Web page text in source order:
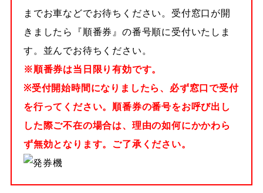
までお車などでお待ちください。受付窓口が開
きましたら『順番券』の番号順に受付いたしま
す。並んでお待ちください。
※順番券は当日限り有効です。
※受付開始時間になりましたら、必ず窓口で受付
を行ってください。順番券の番号をお呼び出し
した際ご不在の場合は、理由の如何にかかわら
ず無効となります。ご了承ください。